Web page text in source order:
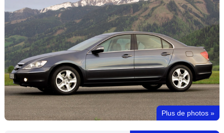
Electriques
Utilitaires
Flottes
Auto
Services
Plus de photos »